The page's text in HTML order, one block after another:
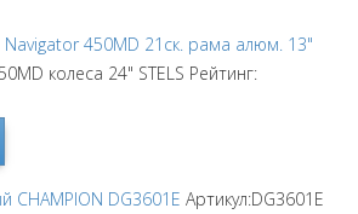
Navigator 450MD 21ск. рама алюм. 13"
колеса 24" STELS Рейтинг:
CHAMPION DG3601E Артикул:DG3601E